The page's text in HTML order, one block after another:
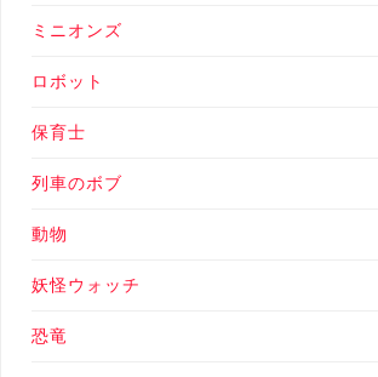
ミニオンズ
ロボット
保育士
列車のボブ
動物
妖怪ウォッチ
恐竜